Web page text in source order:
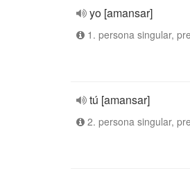
yo [amansar]
1. persona singular,
tú [amansar]
2. persona singular,